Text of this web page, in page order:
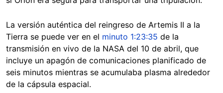
La versión auténtica del reingreso de Artemis II a la
Tierra se puede ver en el minuto 1:23:35 de la
transmisión en vivo de la NASA del 10 de abril, que
incluye un apagón de comunicaciones planificado de
seis minutos mientras se acumulaba plasma alrededor
de la cápsula espacial.